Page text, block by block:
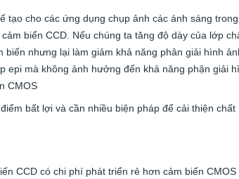
tạo cho các ứng dụng chụp ảnh các ánh sáng trong
biến CCD. Nếu chúng ta tăng độ dày của lớp
nhưng lại làm giảm khả năng phân giải hình
epi mà không ảnh hưởng đến khả năng phận giải
CMOS
bất lợi và cần nhiều biện pháp để cải thiện chất
CCD có chi phí phát triển rẻ hơn cảm biến CMOS